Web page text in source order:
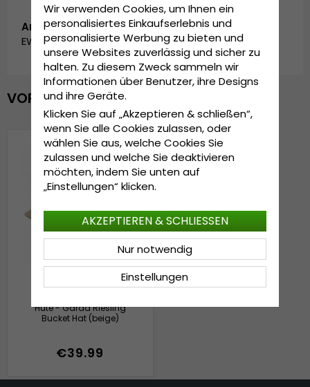
Artikelnummer:
EWB0326203.C1
VOR KURZEM ANGESEHEN
Hüte - Gårda Riesling
Bucket Hat (beige)
€39.99
Wir verwenden Cookies, um Ihnen ein
personalisiertes Einkaufserlebnis und
personalisierte Werbung zu bieten und
unsere Websites zuverlässig und sicher zu
halten. Zu diesem Zweck sammeln wir
Informationen über Benutzer, ihre Designs
und ihre Geräte.
Klicken Sie auf „Akzeptieren & schließen“,
wenn Sie alle Cookies zulassen, oder
wählen Sie aus, welche Cookies Sie
zulassen und welche Sie deaktivieren
möchten, indem Sie unten auf
„Einstellungen“ klicken.
Einstellungen
Nur notwendig
AKZEPTIEREN & SCHLIESSEN